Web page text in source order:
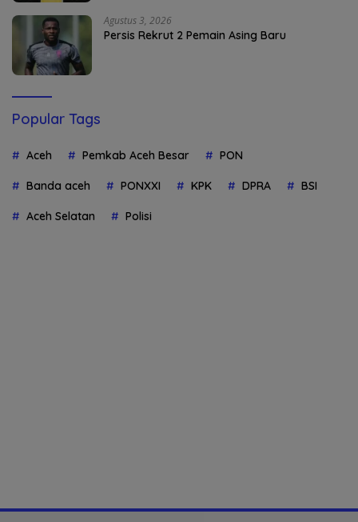
Agustus 3, 2026
Persis Rekrut 2 Pemain Asing Baru
Popular Tags
Aceh Pemkab Aceh Besar PON
Banda aceh PONXXI KPK DPRA BSI
Aceh Selatan Polisi